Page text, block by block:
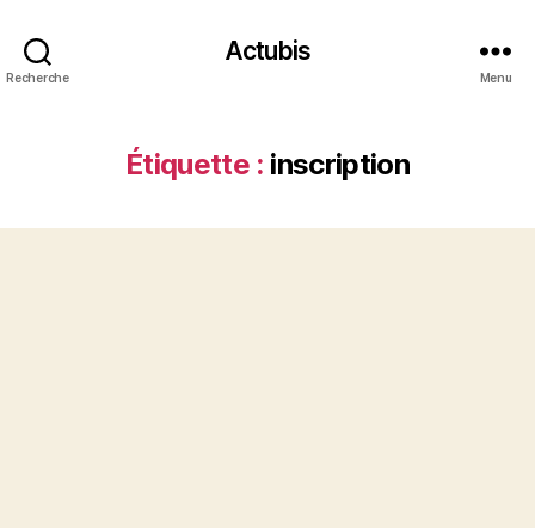
Recherche
Actubis
Menu
Étiquette : inscription